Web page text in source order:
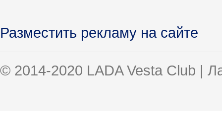
Разместить рекламу на сайте
© 2014-2020 LADA Vesta Club |